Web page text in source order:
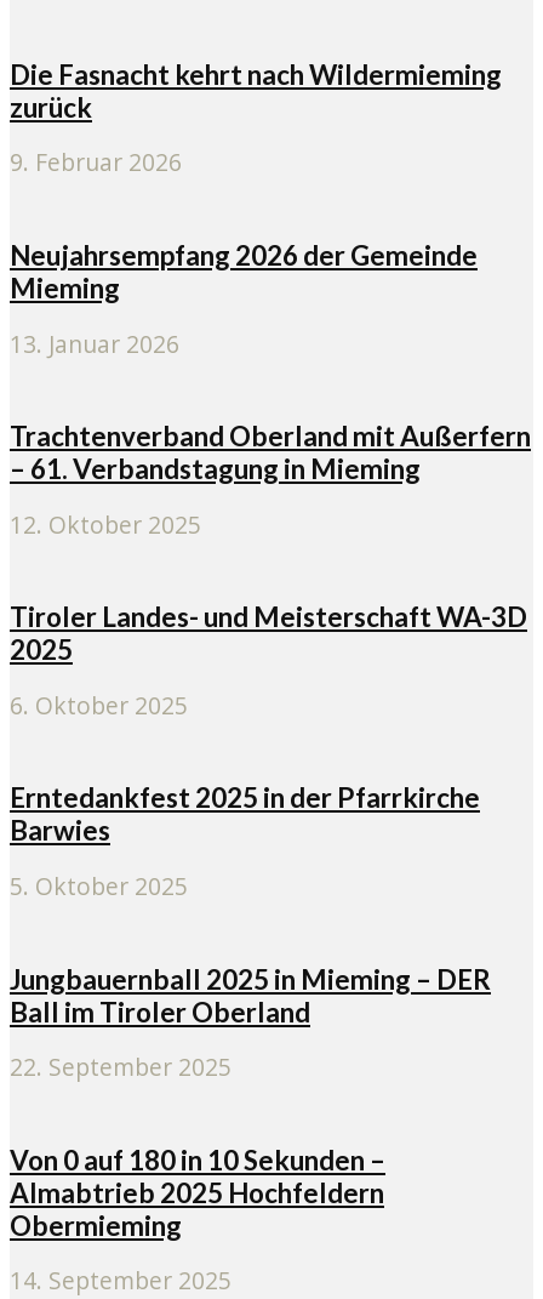
Die Fasnacht kehrt nach Wildermieming
zurück
9. Februar 2026
Neujahrsempfang 2026 der Gemeinde
Mieming
13. Januar 2026
Trachtenverband Oberland mit Außerfern
– 61. Verbandstagung in Mieming
12. Oktober 2025
Tiroler Landes- und Meisterschaft WA-3D
2025
6. Oktober 2025
Erntedankfest 2025 in der Pfarrkirche
Barwies
5. Oktober 2025
Jungbauernball 2025 in Mieming – DER
Ball im Tiroler Oberland
22. September 2025
Von 0 auf 180 in 10 Sekunden –
Almabtrieb 2025 Hochfeldern
Obermieming
14. September 2025